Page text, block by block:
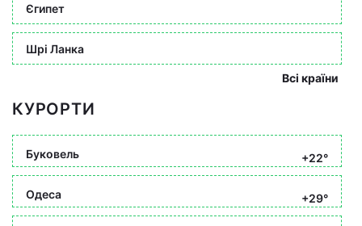
Єгипет
Шрі Ланка
Всі країни
КУРОРТИ
Буковель +22°
Одеса +29°